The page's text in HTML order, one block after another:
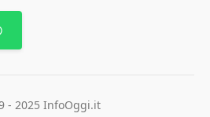
- 2025 InfoOggi.it